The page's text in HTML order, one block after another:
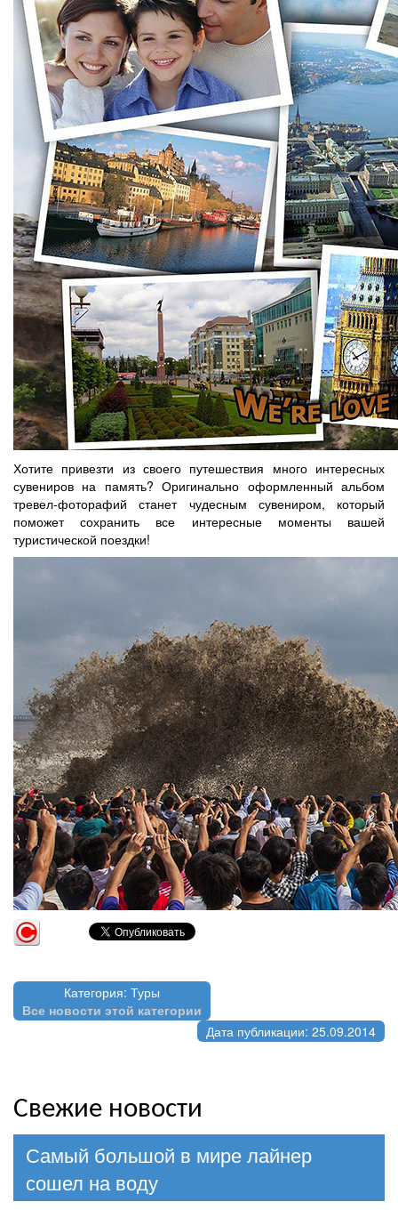
Хотите привезти из своего путешествия много интересных
сувениров на память? Оригинально оформленный альбом
тревел-фоторафий станет чудесным сувениром, который
поможет сохранить все интересные моменты вашей
туристической поездки!
Категория: Туры
Все новости этой категории
Дата публикации: 25.09.2014
Свежие новости
Самый большой в мире лайнер
сошел на воду